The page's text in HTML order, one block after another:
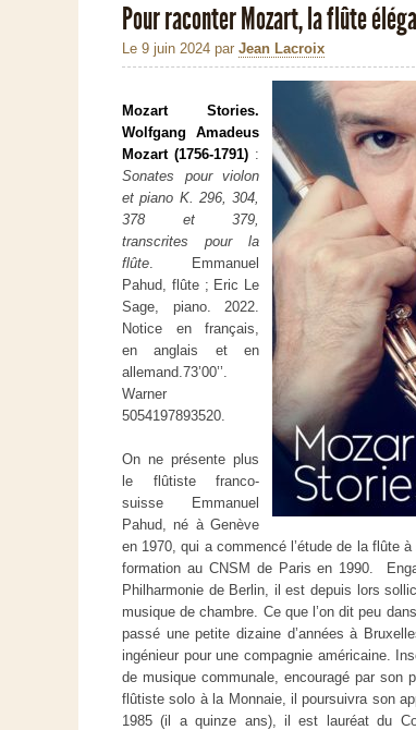
Pour raconter Mozart, la flûte
Le 9 juin 2024 par Jean Lacroix
Mozart Stories.
Wolfgang Amadeus
Mozart (1756-1791) :
Sonates pour violon
et piano K. 296, 304,
378 et 379,
transcrites pour la
flûte. Emmanuel
Pahud, flûte ; Eric Le
Sage, piano. 2022.
Notice en français,
en anglais et en
allemand.73’00’’.
Warner
5054197893520.
On ne présente plus
le flûtiste franco-
suisse Emmanuel
Pahud, né à Genève
en 1970, qui a commencé l’étude de la flûte
formation au CNSM de Paris en 1990.
Philharmonie de Berlin, il est depuis lors
musique de chambre. Ce que l’on dit peu
passé une petite dizaine d’années à
ingénieur pour une compagnie américaine.
de musique communale, encouragé par son
flûtiste solo à la Monnaie, il poursuivra son
1985 (il a quinze ans), il est lauréat du